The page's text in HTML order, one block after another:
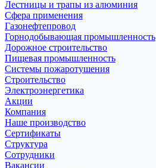
Лестницы и трапы из алюминия
Сфера применения
Газонефтепровод
Горнодобывающая промышленность
Дорожное строительство
Пищевая промышленность
Системы пожаротушения
Строительство
Электроэнергетика
Акции
Компания
Наше производство
Сертификаты
Структура
Сотрудники
Вакансии